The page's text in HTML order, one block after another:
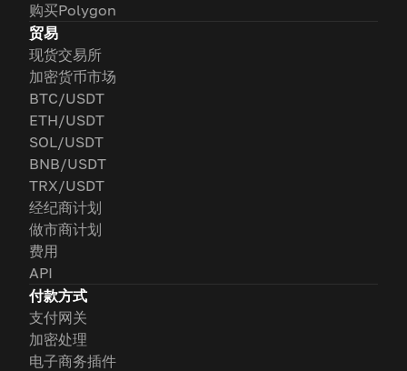
购买Polygon
贸易
现货交易所
加密货币市场
BTC/USDT
ETH/USDT
SOL/USDT
BNB/USDT
TRX/USDT
经纪商计划
做市商计划
费用
API
付款方式
支付网关
加密处理
电子商务插件